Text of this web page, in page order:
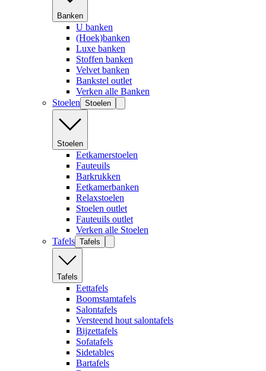
Banken
U banken
(Hoek)banken
Luxe banken
Stoffen banken
Velvet banken
Bankstel outlet
Verken alle Banken
Stoelen Stoelen
Stoelen
Eetkamerstoelen
Fauteuils
Barkrukken
Eetkamerbanken
Relaxstoelen
Stoelen outlet
Fauteuils outlet
Verken alle Stoelen
Tafels Tafels
Tafels
Eettafels
Boomstamtafels
Salontafels
Versteend hout salontafels
Bijzettafels
Sofatafels
Sidetables
Bartafels